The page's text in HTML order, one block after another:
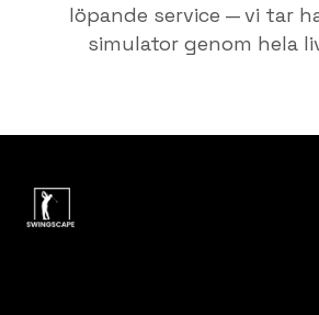
löpande service — vi tar
simulator genom hela